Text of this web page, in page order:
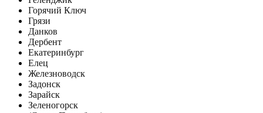
Горячий Ключ
Грязи
Данков
Дербент
Екатеринбург
Елец
Железноводск
Задонск
Зарайск
Зеленогорск